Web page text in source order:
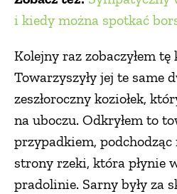
i kiedy można spotkać
Kolejny raz zobaczyłem
Towarzyszyły jej te same
zeszłoroczny koziołek,
na uboczu. Odkryłem to
przypadkiem,
strony rzeki, która płynie
pradolinie. Sarny były za